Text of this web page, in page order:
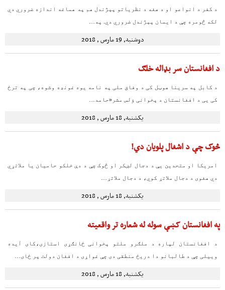
د کفر د انواعو او د هغه د نظریاتو پېژندل هم په هماغه اندازه ضروري دي
لکه څومره چې د ایمان پېژندل ضروري دي. په…
دوشنبه, 19 مارس , 2018
د افغانستان سر بډاله خلګ
د کابل په سرینا هوټل کی د وفاق ملی په نامه یوه غونډه وشوه، چی په ترځ
کی یی د افغانستان د پخوانی ؤلس مشر«حامد…
یکشنبه, 18 مارس , 2018
څوک چې د اشغال پلویان دي!
امریکا او متحدین یې د دجال لښکر او څوک چې د دې خلکو حامیان یا ملاتړي
دي هغوی د دجال ملاتړ کوي، د دجال ملاتړ…
یکشنبه, 18 مارس , 2018
په افغانستان کښې سوله له شعاره تر واقعیته
د افغانستان لپاره د ملګرو ملتو پخوانی ځانګړی استازی،کای آیده
وییلی چې د طالبانو دا دریځ منطقی دی چې غواړی د افغان دولت پر ځای…
یکشنبه, 18 مارس , 2018